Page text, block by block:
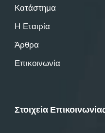
Κατάστημα
Η Εταιρία
Άρθρα
Επικοινωνία
Στοιχεία